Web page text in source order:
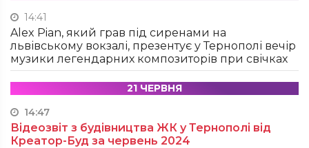
14:41
Alex Pian, який грав під сиренами на
львівському вокзалі, презентує у Тернополі вечір
музики легендарних композиторів при свічках
21 ЧЕРВНЯ
14:47
Відеозвіт з будівництва ЖК у Тернополі від
Креатор-Буд за червень 2024